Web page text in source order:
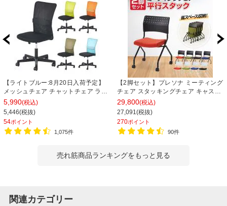
【ライトブルー:8月20日入荷予定】
メッシュチェア チャットチェア ラン
バーサポート オフィスチェア デスク
チェア 会議椅子 幅580×奥行580×高
さ835-930mm
5,990(税込)
5,446(税抜)
54ポイント
1,075件
【2脚セット】プレソナ ミーティング
チェア スタッキングチェア キャスタ
ー付き 座面クッション 幅570×奥行
565×高さ805mm 会議室 収納 法人
大人数 重ねる 会議用椅子 会議用チェ
ア
29,800(税込)
27,091(税抜)
270ポイント
90件
売れ筋商品ランキングをもっと見る
関連カテゴリー